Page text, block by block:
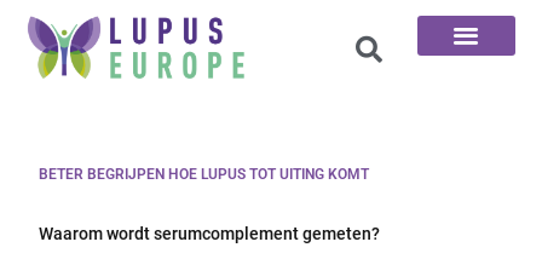
BETER BEGRIJPEN HOE LUPUS TOT UITING KOMT
Waarom wordt serumcomplement gemeten?